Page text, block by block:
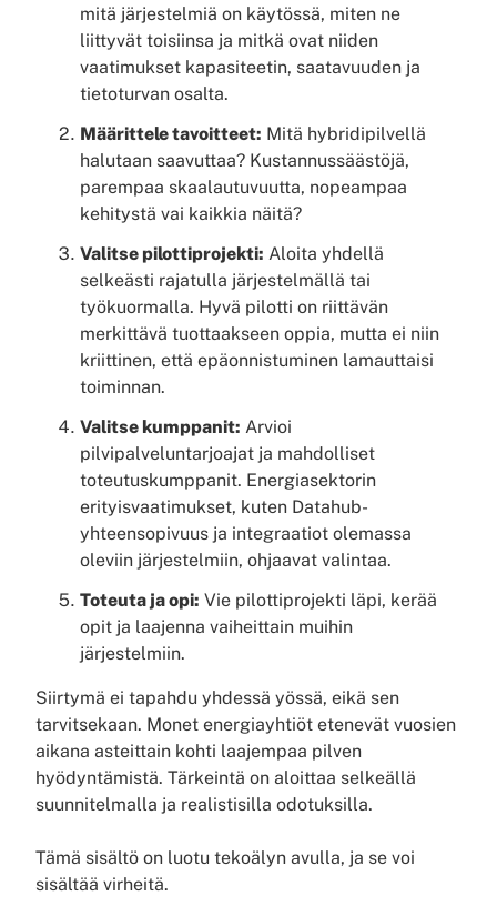
mitä järjestelmiä on käytössä, miten ne
liittyvät toisiinsa ja mitkä ovat niiden
vaatimukset kapasiteetin, saatavuuden ja
tietoturvan osalta.
Määrittele tavoitteet: Mitä hybridipilvellä
halutaan saavuttaa? Kustannussäästöjä,
parempaa skaalautuvuutta, nopeampaa
kehitystä vai kaikkia näitä?
Valitse pilottiprojekti: Aloita yhdellä
selkeästi rajatulla järjestelmällä tai
työkuormalla. Hyvä pilotti on riittävän
merkittävä tuottaakseen oppia, mutta ei niin
kriittinen, että epäonnistuminen lamauttaisi
toiminnan.
Valitse kumppanit: Arvioi
pilvipalveluntarjoajat ja mahdolliset
toteutuskumppanit. Energiasektorin
erityisvaatimukset, kuten Datahub-
yhteensopivuus ja integraatiot olemassa
oleviin järjestelmiin, ohjaavat valintaa.
Toteuta ja opi: Vie pilottiprojekti läpi, kerää
opit ja laajenna vaiheittain muihin
järjestelmiin.
Siirtymä ei tapahdu yhdessä yössä, eikä sen
tarvitsekaan. Monet energiayhtiöt etenevät vuosien
aikana asteittain kohti laajempaa pilven
hyödyntämistä. Tärkeintä on aloittaa selkeällä
suunnitelmalla ja realistisilla odotuksilla.
Tämä sisältö on luotu tekoälyn avulla, ja se voi
sisältää virheitä.